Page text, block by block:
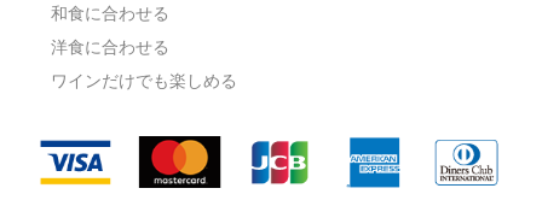
和食に合わせる
洋食に合わせる
ワインだけでも楽しめる